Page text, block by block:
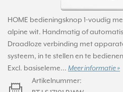
HOME bedieningsknop 1-voudig
alpine wit. Handmatig of
Draadloze verbinding met
systeem, in te stellen en te
Excl. basiseleme... Meer informatie »
Artikelnummer: